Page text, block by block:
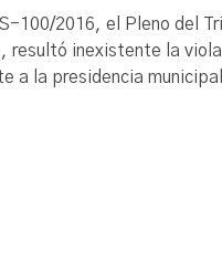
100/2016, el Pleno del
resultó inexistente la
a la presidencia